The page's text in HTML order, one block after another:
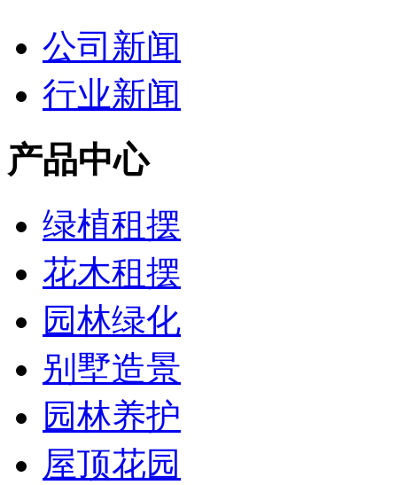
公司新闻
行业新闻
产品中心
绿植租摆
花木租摆
园林绿化
别墅造景
园林养护
屋顶花园